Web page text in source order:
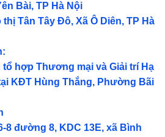
Bài, TP Hà Nội
Tân Tây Đô, Xã Ô Diên, TP Hà
tổ hợp Thương mại và Giải trí Hạ
KĐT Hùng Thắng, Phường Bãi
8 đường 8, KDC 13E, xã Bình